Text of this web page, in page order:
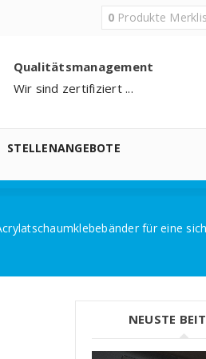
0Produkte
Qualitätsmanagement
Wir sind zertifiziert ...
STELLENANGEBOTE
für eine
NEUSTE